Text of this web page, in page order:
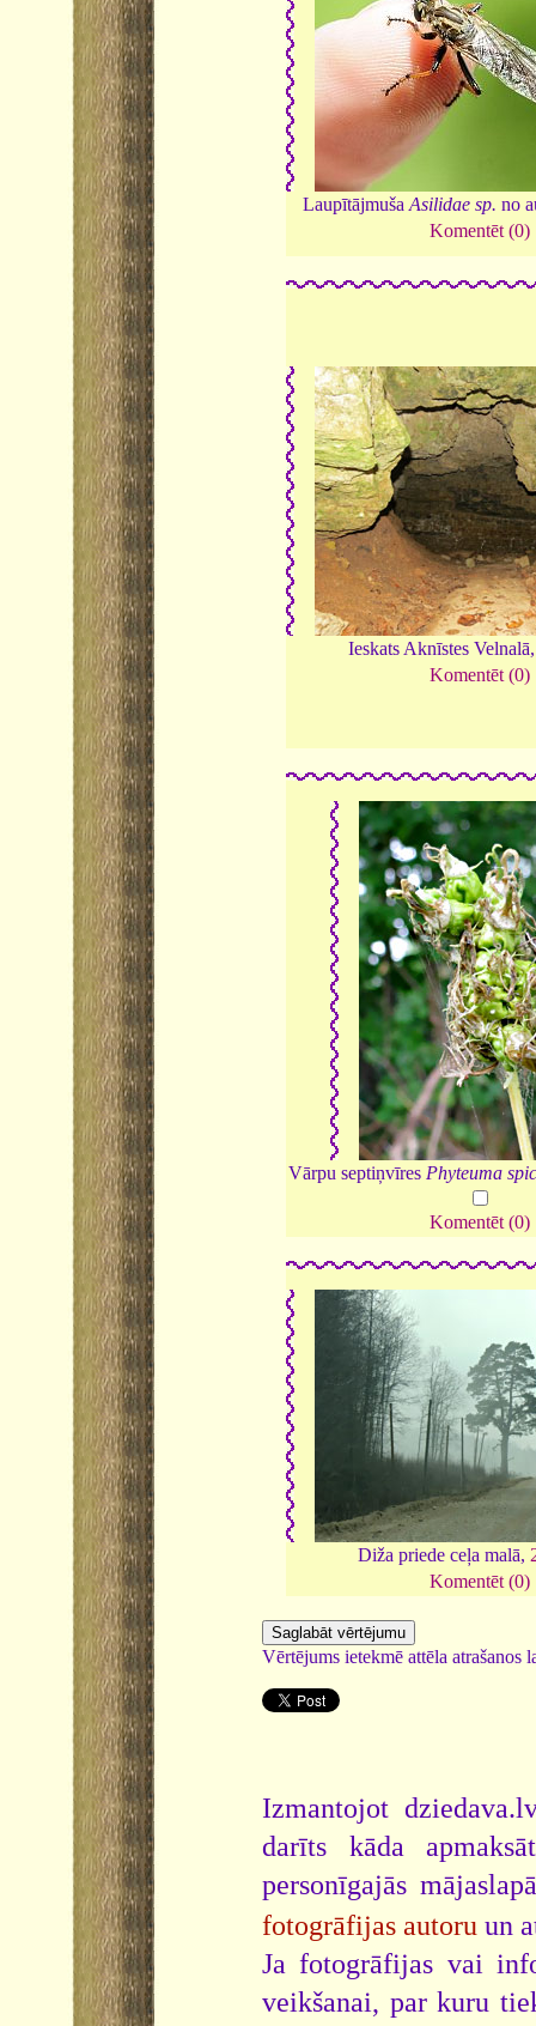
Laupītājmuša Asilidae sp. no
Komentēt (0)
Ieskats Aknīstes
Komentēt (0)
Vārpu septiņvīres Phyteuma
Komentēt (0)
Diža priede ceļa malā,
Komentēt (0)
Vērtējums ietekmē attēla atrašanos
Izmantojot
darīts kāda
personīgajās
fotogrāfijas autoru un
Ja fotogrāfijas vai
veikšanai, par kuru